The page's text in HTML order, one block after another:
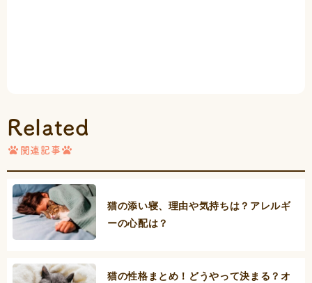
Related
関連記事
猫の添い寝、理由や気持ちは？アレルギ
ーの心配は？
猫の性格まとめ！どうやって決まる？オ